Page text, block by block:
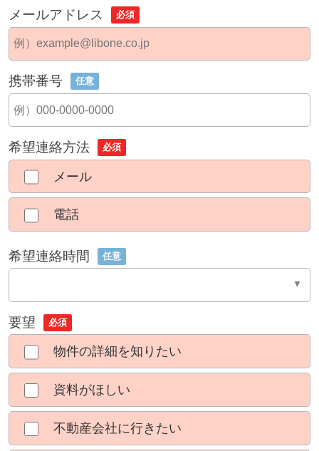
メールアドレス 必須
携帯番号 任意
希望連絡方法 必須
メール
電話
希望連絡時間 任意
要望 必須
物件の詳細を知りたい
資料がほしい
不動産会社に行きたい